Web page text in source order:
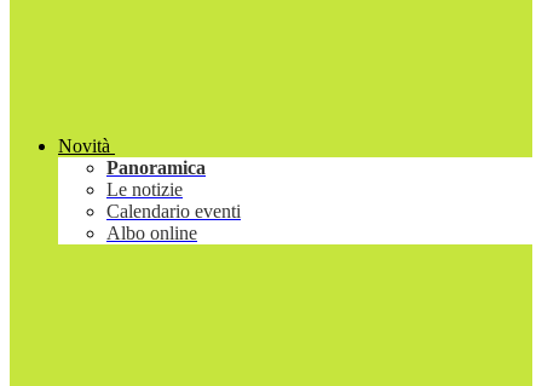
Novità
Panoramica
Le notizie
Calendario eventi
Albo online